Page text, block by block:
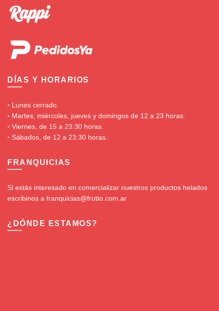
DÍAS Y HORARIOS
◦ Lunes cerrado.
◦ Martes, miércoles, jueves y domingos de 12 a 23 horas.
◦ Viernes, de 15 a 23:30 horas.
◦ Sábados, de 12 a 23:30 horas.
FRANQUICIAS
Si estás interesado en comercializar nuestros productos helados
escribinos a franquicias@frutto.com.ar
¿DÓNDE ESTAMOS?